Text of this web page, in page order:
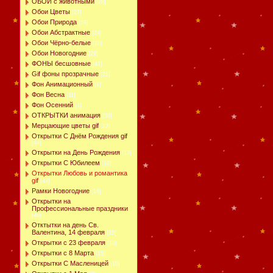
[28]
Обои Цветы [27]
Обои Природа [59]
Обои Абстрактные [24]
Обои Чёрно-белые [16]
Обои Новогодние [29]
ФОНЫ бесшовные [41]
Gif фоны прозрачные [21]
Фон Анимационный [1]
Фон Весна [11]
Фон Осенний [4]
ОТКРЫТКИ анимация [39]
Мерцающие цветы gif [22]
Открытки С Днём Рождения gif
[44]
Открытки на День Рождения [13]
Открытки С Юбилеем [10]
Открытки Любовь и романтика
gif [43]
Рамки Новогодние [16]
Открытки на
Профессиональные праздники
[48]
Отктытки на день Св.
Валентина, 14 февраля [15]
Открытки с 23 февраля [16]
Открытки с 8 Марта [15]
Открытки С Масленицей [10]